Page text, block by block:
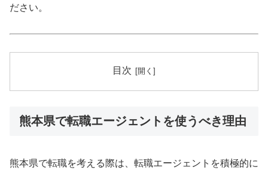
ださい。
目次
熊本県で転職エージェントを使うべき理由
熊本県で転職を考える際は、転職エージェントを積極的に